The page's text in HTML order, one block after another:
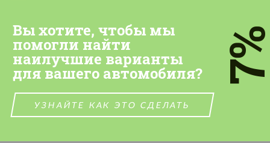
Вы хотите, чтобы мы
помогли найти
наилучшие варианты
для вашего автомобиля?
УЗНАЙТЕ КАК ЭТО СДЕЛАТЬ